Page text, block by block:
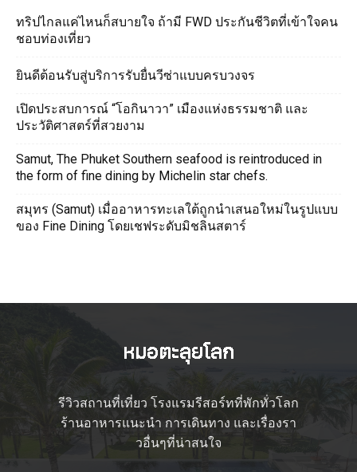
ทริปไกลแค่ไหนก็สบายใจ ถ้ามี FWD ประกันชีวิตที่เข้าใจคน
ชอบท่องเที่ยว
ยินดีต้อนรับสู่บริการรับยื่นวีซ่าแบบครบวงจร
เปิดประสบการณ์ “โอกินาวา” เมืองแห่งธรรมชาติ และ
ประวัติศาสตร์ที่สวยงาม
Samut, The Phuket Southern seafood is reintroduced in
the form of fine dining by Michelin star chefs.
สมุทร (Samut) เมื่ออาหารทะเลใต้ถูกนำเสนอใหม่ในรูปแบบ
ของ Fine Dining โดยเชฟระดับมิชลินสตาร์
รีวิวสถานที่เที่ยว โรงแรมรีสอร์ทที่พักทั่วโลก
ร้านอาหารแนะนำ การเดินทาง และเรื่องรา
วอื่นๆที่น่าสนใจ